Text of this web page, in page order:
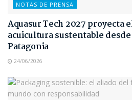
NOTAS DE PRENSA
Aquasur Tech 2027 proyecta
acuicultura sustentable
Patagonia
24/06/2026